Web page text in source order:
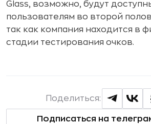
Glass, возможно, будут
пользователям во второй
так как компания находится в
стадии тестирования очков.
Подписаться на
Поделиться: